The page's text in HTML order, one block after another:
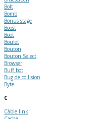
Bolt
Bomb
Bonus stage
Boost
Boot
Boulet
Bouton
Bouton Select
Browser
Buff bot
Bug de collision
Byte
C
Câble link